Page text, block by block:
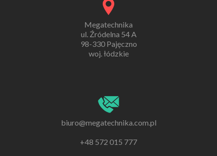
Megatechnika
ul. Źródelna 54 A
98-330 Pajęczno
woj. łódzkie
biuro@megatechnika.com.pl
+48 572 015 777